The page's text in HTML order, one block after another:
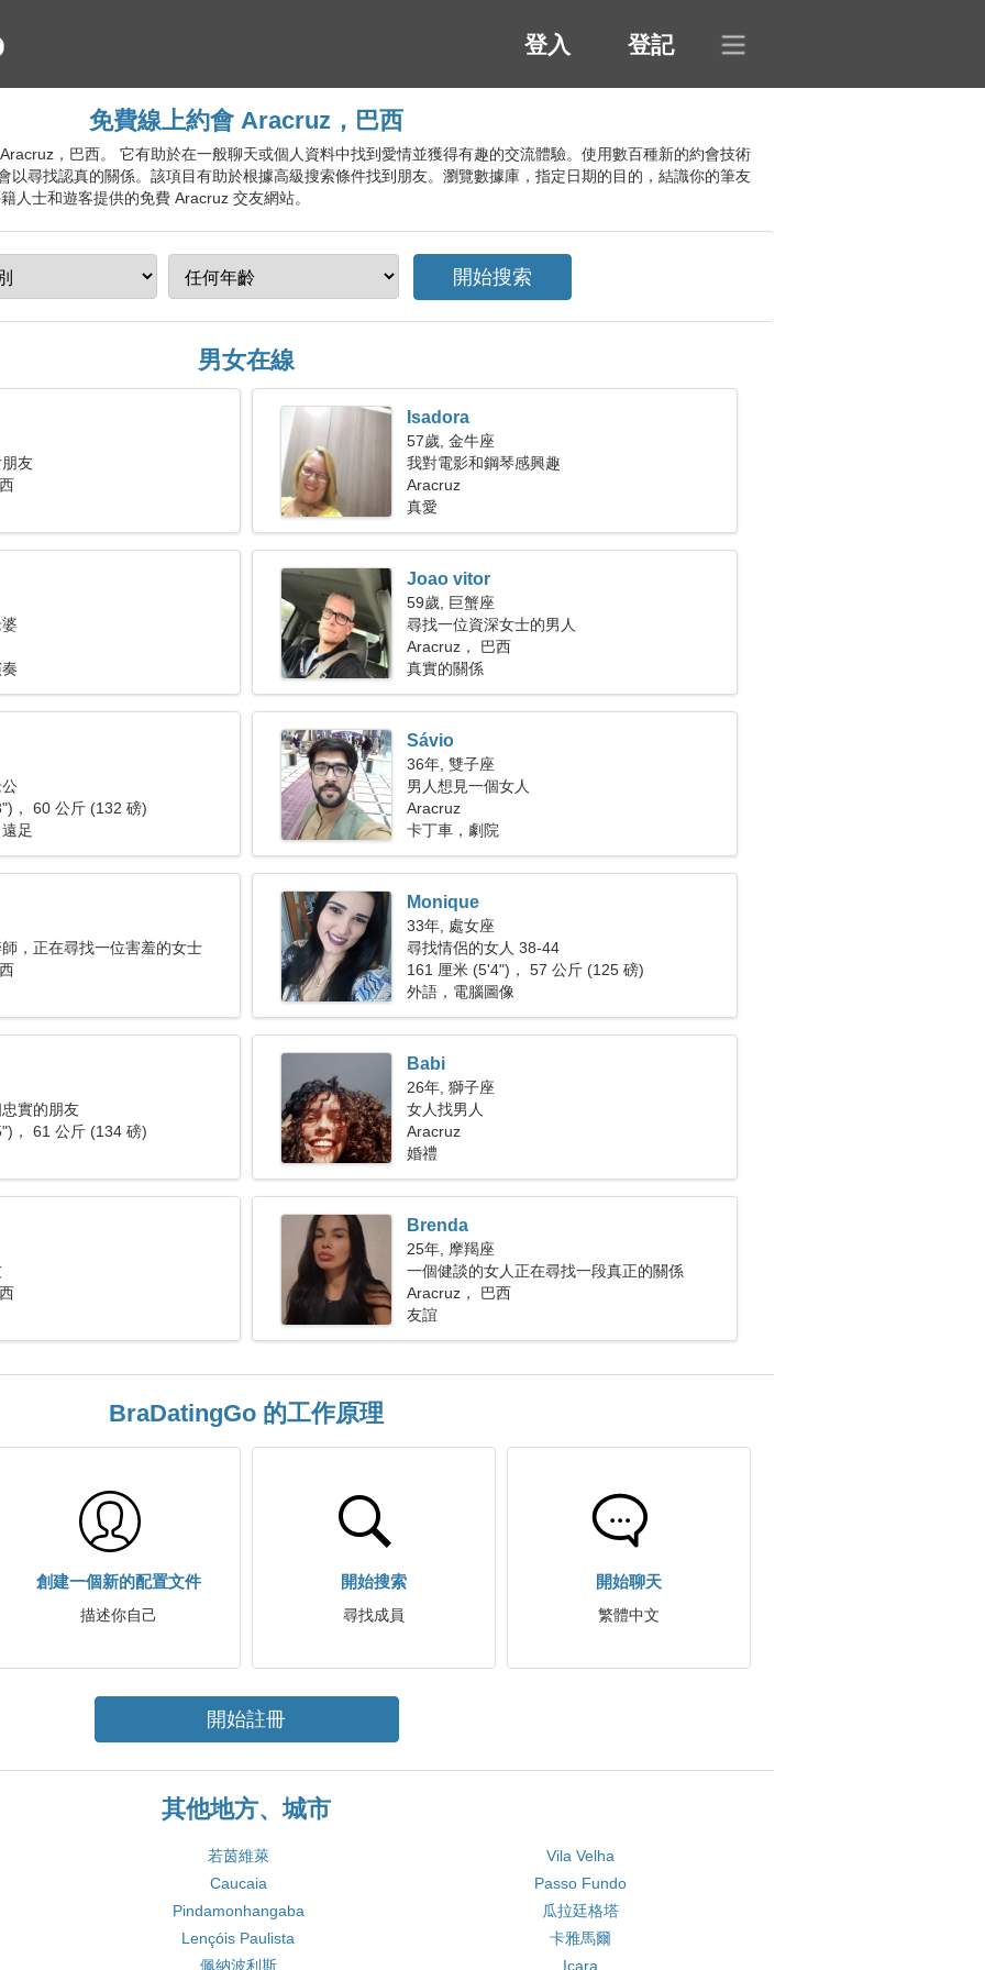
登入 登記
免費線上約會 Aracruz，巴西
，巴西。 它有助於在一般聊天或個人資料中找到愛情並獲得有趣的交流體驗。使用數百種新的約會技術
以尋找認真的關係。該項目有助於根據高級搜索條件找到朋友。瀏覽數據庫，指定日期的目的，結識你的筆友
人士和遊客提供的免費 Aracruz 交友網站。
男女在線
友
Isadora
57歲, 金牛座
我對電影和鋼琴感興趣
Aracruz
真愛
Joao vitor
59歲, 巨蟹座
尋找一位資深女士的男人
Aracruz， 巴西
真實的關係
， 60 公斤 (132 磅)
足
Sávio
36年, 雙子座
男人想見一個女人
Aracruz
卡丁車，劇院
，正在尋找一位害羞的女士
Monique
33年, 處女座
尋找情侶的女人 38-44
161 厘米 (5'4")， 57 公斤 (125 磅)
外語，電腦圖像
實的朋友
， 61 公斤 (134 磅)
Babi
26年, 獅子座
女人找男人
Aracruz
婚禮
Brenda
25年, 摩羯座
一個健談的女人正在尋找一段真正的關係
Aracruz， 巴西
友誼
BraDatingGo 的工作原理
創建一個新的配置文件
描述你自己
開始搜索
尋找成員
開始聊天
繁體中文
開始註冊
其他地方、城市
若茵維萊
Vila Velha
Caucaia
Passo Fundo
Pindamonhangaba
瓜拉廷格塔
Lençóis Paulista
卡雅馬爾
佩納波利斯
Içara